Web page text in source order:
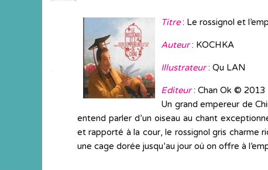
Titre: Le rossignol et
Auteur: KOCHKA
Illustrateur: Qu LAN
Editeur: Chan Ok © 2013
Un grand empereur de
entend parler d’un oiseau au chant
et rapporté à la cour, le rossignol gris charme
une cage dorée jusqu’au jour où on offre à